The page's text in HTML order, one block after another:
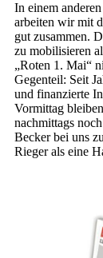
In einem
arbeiten wir mit
gut zusammen.
zu mobilisieren
„Roten 1. Mai“
Gegenteil: Seit
und finanzierte
Vormittag
nachmittags
Becker bei uns
Rieger als eine